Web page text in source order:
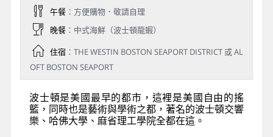
午餐：方便購物．敬請自理
晚餐：中式海鮮（波士頓龍蝦）
住宿：THE WESTIN BOSTON SEAPORT DISTRICT 或 AL
OFT BOSTON SEAPORT
波士頓是美國最早的都市，這裡是美國自由的搖
籃，同時也是藝術與學術之都，著名的波士頓交響
樂、哈佛大學、麻省理工學院全都在這。